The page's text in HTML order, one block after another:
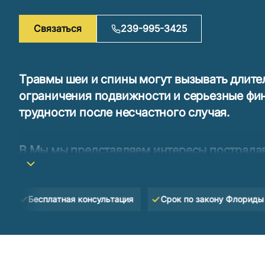
Связаться 239-995-3425
Травмы шеи и спины могут вызывать
ограничения подвижности и серьезные
трудности после несчастного случая.
В Мы мы представляем интересы
Майерс, Норт-Порте и по всему Юго-
потерю дохода, реабилитацию и другие
консультация Срок по закону Флориды — 2